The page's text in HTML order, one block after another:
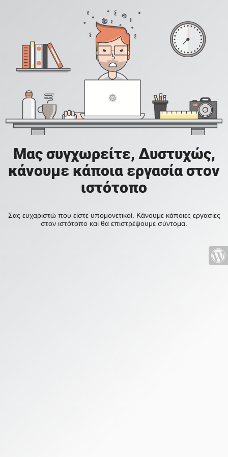
Μας συγχωρείτε, Δυστυχώς,
κάνουμε κάποια εργασία στον
ιστότοπο
Σας ευχαριστώ που είστε υπομονετικοί. Κάνουμε κάποιες εργασίες
στον ιστότοπο και θα επιστρέψουμε σύντομα.